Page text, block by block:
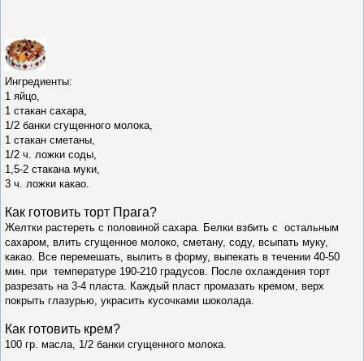
Ингредиенты:
1 яйцо,
1 стакан сахара,
1/2 банки сгущенного молока,
1 стакан сметаны,
1/2 ч. ложки соды,
1,5-2 стакана муки,
3 ч. ложки какао.
Как готовить торт Прага?
Желтки растереть с половиной сахара. Белки взбить с остальным
сахаром, влить сгущенное молоко, сметану, соду, всыпать муку,
какао. Все перемешать, вылить в форму, выпекать в течении 40-50
мин. при температуре 190-210 градусов. После охлаждения торт
разрезать на 3-4 пласта. Каждый пласт промазать кремом, верх
покрыть глазурью, украсить кусочками шоколада.
Как готовить крем?
100 гр. масла, 1/2 банки сгущенного молока.